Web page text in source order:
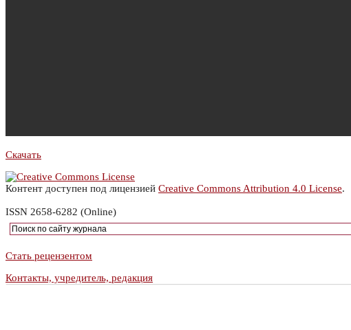
Скачать
Контент доступен под лицензией Creative Commons Attribution 4.0 License.
ISSN 2658-6282 (Online)
Стать рецензентом
Контакты, учредитель, редакция